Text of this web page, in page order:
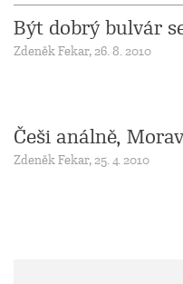
Být dobrý bulvár
Zdeněk Fekar, 26. 8. 2010
Češi análně,
Zdeněk Fekar, 25. 4. 2010